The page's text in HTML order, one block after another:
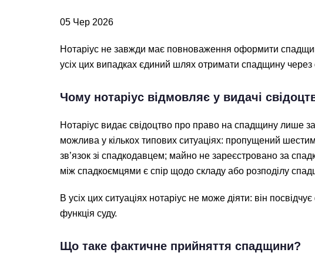
05 Чер 2026
Нотаріус не завжди має повноваження оформити
усіх цих випадках єдиний шлях отримати спадщину через
Чому нотаріус відмовляє у видачі
Нотаріус видає свідоцтво про право на спадщину лише
можлива у кількох типових ситуаціях: пропущений
зв’язок зі спадкодавцем; майно не зареєстровано за
між спадкоємцями є спір щодо складу або розподілу
В усіх цих ситуаціях нотаріус не може діяти: він
функція суду.
Що таке фактичне прийняття спадщини?